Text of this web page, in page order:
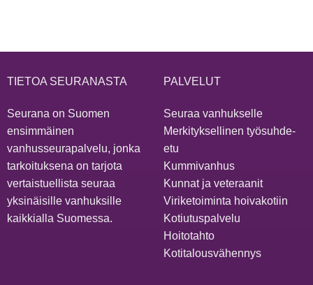
TIETOA SEURANASTA
Seurana on Suomen
ensimmäinen
vanhusseurapalvelu, jonka
tarkoituksena on tarjota
vertaistuellista seuraa
yksinäisille vanhuksille
kaikkialla Suomessa.
PALVELUT
Seuraa vanhukselle
Merkityksellinen työsuhde-
etu
Kummivanhus
Kunnat ja veteraanit
Viriketoiminta hoivakotiin
Kotiutuspalvelu
Hoitotahto
Kotitalousvähennys